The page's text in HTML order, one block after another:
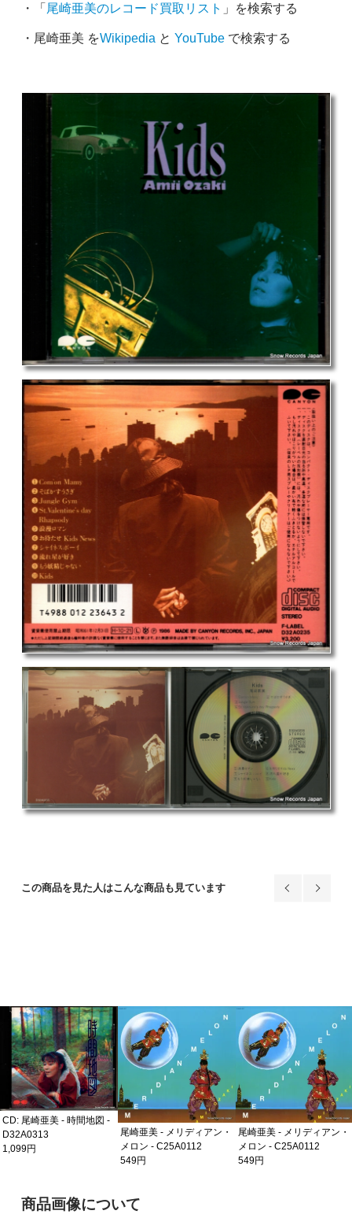
・「 尾崎亜美のレコード買取リスト 」を検索する
・尾崎亜美 をWikipedia と YouTubeで検索する
この商品を見た人はこんな商品も見ています
CD: 尾崎亜美 - 時間地図 -
D32A0313
1,099円
尾崎亜美 - メリディアン・
メロン - C25A0112
549円
尾崎亜美 - メリディアン・
メロン - C25A0112
549円
ご購入前の注意事項
商品画像について